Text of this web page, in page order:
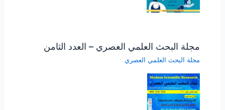
مجلة البحث العلمي العصري – العدد الثامن
مجلة البحث العلمي العصري